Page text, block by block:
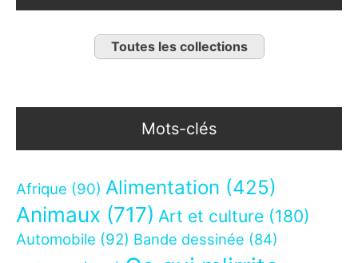
Toutes les collections
Mots-clés
Afrique (90) Alimentation (425)
Animaux (717) Art et culture (180)
Automobile (92) Bande dessinée (84)